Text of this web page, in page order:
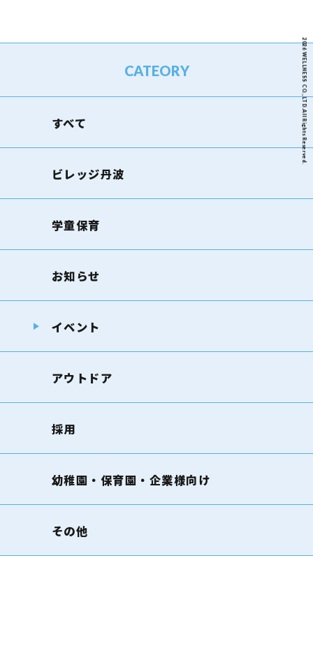
2026 WELLNESS CO.,LTD.All Rights Reserved.
CATEORY
すべて
ビレッジ丹波
学童保育
お知らせ
イベント
アウトドア
採用
幼稚園・保育園・企業様向け
その他